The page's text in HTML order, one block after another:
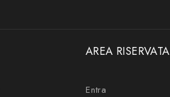
AREA RISERVATA
Entra